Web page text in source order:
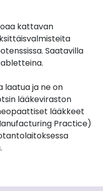
kattavan
Saatavilla
laatua ja ne on
lääkeviraston
lääkkeet
Practice)